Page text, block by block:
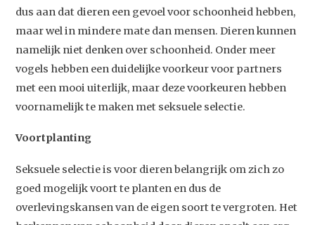
dus aan dat dieren een gevoel voor schoonheid hebben,
maar wel in mindere mate dan mensen. Dieren kunnen
namelijk niet denken over schoonheid. Onder meer
vogels hebben een duidelijke voorkeur voor partners
met een mooi uiterlijk, maar deze voorkeuren hebben
voornamelijk te maken met seksuele selectie.
Voortplanting
Seksuele selectie is voor dieren belangrijk om zich zo
goed mogelijk voort te planten en dus de
overlevingskansen van de eigen soort te vergroten. Het